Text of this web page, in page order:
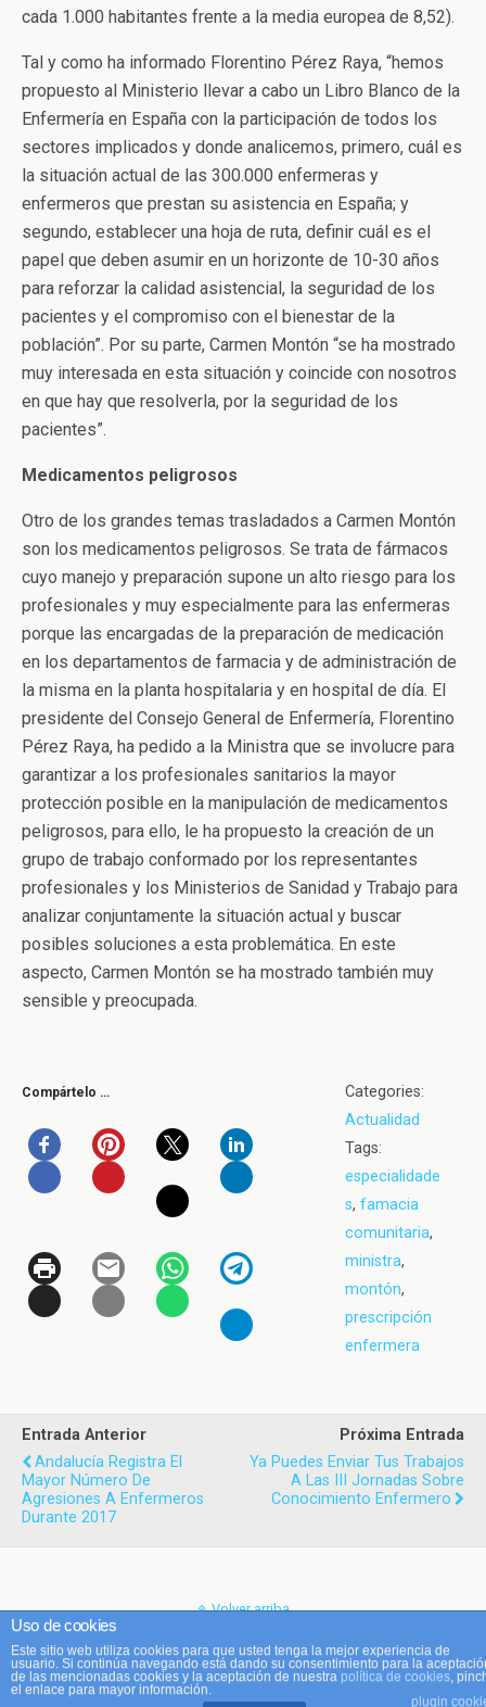
cada 1.000 habitantes frente a la media europea de 8,52).
Tal y como ha informado Florentino Pérez Raya, “hemos
propuesto al Ministerio llevar a cabo un Libro Blanco de la
Enfermería en España con la participación de todos los
sectores implicados y donde analicemos, primero, cuál es
la situación actual de las 300.000 enfermeras y
enfermeros que prestan su asistencia en España; y
segundo, establecer una hoja de ruta, definir cuál es el
papel que deben asumir en un horizonte de 10-30 años
para reforzar la calidad asistencial, la seguridad de los
pacientes y el compromiso con el bienestar de la
población”. Por su parte, Carmen Montón “se ha mostrado
muy interesada en esta situación y coincide con nosotros
en que hay que resolverla, por la seguridad de los
pacientes”.
Medicamentos peligrosos
Otro de los grandes temas trasladados a Carmen Montón
son los medicamentos peligrosos. Se trata de fármacos
cuyo manejo y preparación supone un alto riesgo para los
profesionales y muy especialmente para las enfermeras
porque las encargadas de la preparación de medicación
en los departamentos de farmacia y de administración de
la misma en la planta hospitalaria y en hospital de día. El
presidente del Consejo General de Enfermería, Florentino
Pérez Raya, ha pedido a la Ministra que se involucre para
garantizar a los profesionales sanitarios la mayor
protección posible en la manipulación de medicamentos
peligrosos, para ello, le ha propuesto la creación de un
grupo de trabajo conformado por los representantes
profesionales y los Ministerios de Sanidad y Trabajo para
analizar conjuntamente la situación actual y buscar
posibles soluciones a esta problemática. En este
aspecto, Carmen Montón se ha mostrado también muy
sensible y preocupada.
Compártelo …
Categories:
Actualidad
Tags:
especialidade
s, famacia
comunitaria,
ministra,
montón,
prescripción
enfermera
Entrada Anterior
Andalucía Registra El
Mayor Número De
Agresiones A Enfermeros
Durante 2017
Próxima Entrada
Ya Puedes Enviar Tus Trabajos
A Las III Jornadas Sobre
Conocimiento Enfermero
Volver arriba
Móvil Escritorio
Uso de cookies
Este sitio web utiliza cookies para que usted tenga la mejor experiencia de
usuario. Si continúa navegando está dando su consentimiento para la
de las mencionadas cookies y la aceptación de nuestra política de cookies,
el enlace para mayor información.
plugin